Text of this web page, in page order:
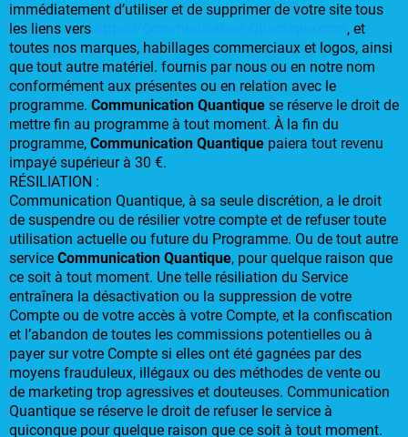
immédiatement d’utiliser et de supprimer de votre site tous
les liens vers
, et
toutes nos marques, habillages commerciaux et logos, ainsi
que tout autre matériel. fournis par nous ou en notre nom
conformément aux présentes ou en relation avec le
programme. Communication Quantique se réserve le droit de
mettre fin au programme à tout moment. À la fin du
programme, Communication Quantique paiera tout revenu
impayé supérieur à 30 €.
RÉSILIATION :
Communication Quantique, à sa seule discrétion, a le droit
de suspendre ou de résilier votre compte et de refuser toute
utilisation actuelle ou future du Programme. Ou de tout autre
service Communication Quantique, pour quelque raison que
ce soit à tout moment. Une telle résiliation du Service
entraînera la désactivation ou la suppression de votre
Compte ou de votre accès à votre Compte, et la confiscation
et l’abandon de toutes les commissions potentielles ou à
payer sur votre Compte si elles ont été gagnées par des
moyens frauduleux, illégaux ou des méthodes de vente ou
de marketing trop agressives et douteuses. Communication
Quantique se réserve le droit de refuser le service à
quiconque pour quelque raison que ce soit à tout moment.